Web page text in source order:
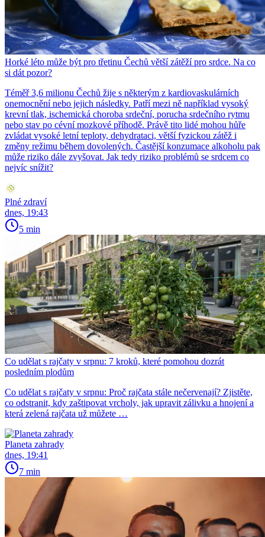
Horké léto může být pro třetinu Čechů větší zátěží pro srdce. Na co
si dát pozor?
Téměř 3,6 milionu Čechů žije s některým z kardiovaskulárních
onemocnění nebo jejich následky. Patří mezi ně například vysoký
krevní tlak, ischemická choroba srdeční, porucha srdečního rytmu
nebo stav po cévní mozkové příhodě. Právě tito lidé mohou hůře
zvládat vysoké letní teploty, dehydrataci, větší fyzickou zátěž i
změny režimu během dovolených. Častější konzumace alkoholu pak
může riziko dále zvyšovat. Jak tedy riziko problémů se srdcem co
nejvíc snížit?
Plné zdraví
dnes, 19:43
5 min
Co udělat s rajčaty v srpnu: 7 kroků, které pomohou dozrát
posledním plodům
Co udělat s rajčaty v srpnu: Proč rajčata stále nečervenají? Zjistěte,
co odstranit, kdy zaštipovat vrcholy, jak upravit zálivku a hnojení a
která zelená rajčata už můžete …
Planeta zahrady
dnes, 19:41
7 min